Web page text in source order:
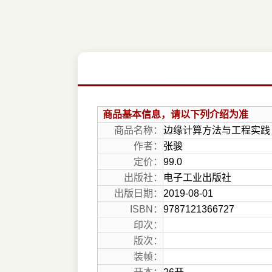
商品基本信息，请以下列介绍为准
商品名称： 边缘计算方法与工程实践
作者：
张骏
定价： 99.0
出版社：
电子工业出版社
出版日期：
2019-08-01
ISBN： 9787121366727
印次：
版次：
装帧：